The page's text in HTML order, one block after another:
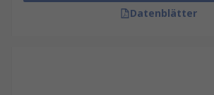
Datenblätter